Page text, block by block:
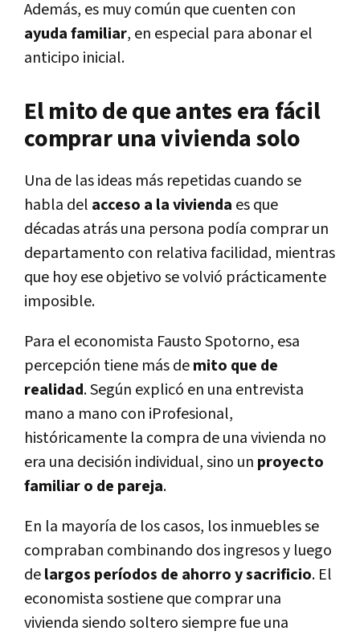
Además, es muy común que cuenten con
ayuda familiar, en especial para abonar el
anticipo inicial.
El mito de que antes era fácil
comprar una vivienda solo
Una de las ideas más repetidas cuando se
habla del acceso a la vivienda es que
décadas atrás una persona podía comprar un
departamento con relativa facilidad, mientras
que hoy ese objetivo se volvió prácticamente
imposible.
Para el economista Fausto Spotorno, esa
percepción tiene más demito que de
realidad. Según explicó en una entrevista
mano a mano con iProfesional,
históricamente la compra de una vivienda no
era una decisión individual, sino un proyecto
familiar o de pareja.
En la mayoría de los casos, los inmuebles se
compraban combinando dos ingresos y luego
delargos períodos de ahorro y sacrificio. El
economista sostiene que comprar una
vivienda siendo soltero siempre fue una